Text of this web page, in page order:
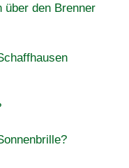
über den Brenner